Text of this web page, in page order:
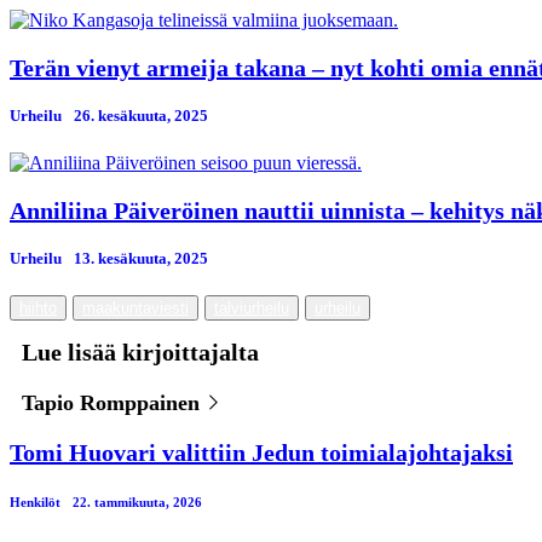
Terän vienyt armeija takana – nyt kohti omia
Urheilu 26. kesäkuuta, 2025
Anniliina Päiveröinen nauttii uinnista – kehitys
Urheilu 13. kesäkuuta, 2025
Lue lisää kirjoittajalta
Tapio Romppainen
Tomi Huovari valittiin Jedun toimialajohtajaksi
Henkilöt 22. tammikuuta, 2026